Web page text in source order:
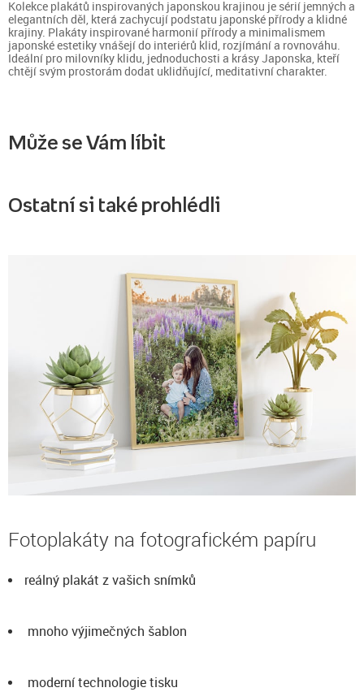
Kolekce plakátů inspirovaných japonskou krajinou je sérií jemných a
elegantních děl, která zachycují podstatu japonské přírody a klidné
krajiny. Plakáty inspirované harmonií přírody a minimalismem
japonské estetiky vnášejí do interiérů klid, rozjímání a rovnováhu.
Ideální pro milovníky klidu, jednoduchosti a krásy Japonska, kteří
chtějí svým prostorám dodat uklidňující, meditativní charakter.
Může se Vám líbit
Ostatní si také prohlédli
Fotoplakáty na fotografickém papíru
reálný plakát z vašich snímků
mnoho výjimečných šablon
moderní technologie tisku